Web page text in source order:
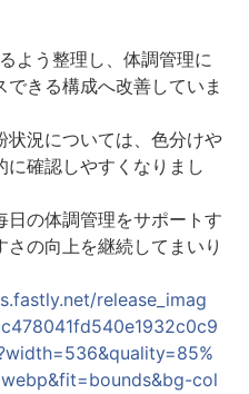
よう整理し、体調管理に
きる構成へ改善していま
状況については、色分けや
に確認しやすくなりまし
日の体調管理をサポートす
の向上を継続してまいり
release_imag
col